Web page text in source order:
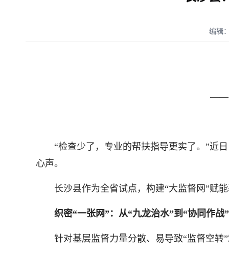
编辑
——
“检查少了，专业的帮扶指导更实了。”近日
心声。
长沙县作为全省试点，构建“大监督网”赋能
织密“一张网”：从“九龙治水”到“协同作战”
针对基层监督力量分散、易导致“监督空转”